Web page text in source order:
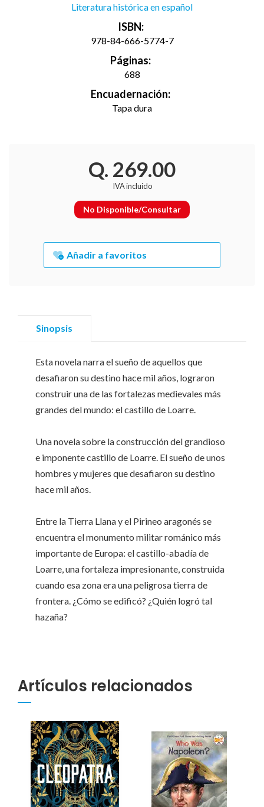
Literatura histórica en español
ISBN:
978-84-666-5774-7
Páginas:
688
Encuadernación:
Tapa dura
Q. 269.00
IVA incluido
No Disponible/Consultar
Añadir a favoritos
Sinopsis
Esta novela narra el sueño de aquellos que
desafiaron su destino hace mil años, lograron
construir una de las fortalezas medievales más
grandes del mundo: el castillo de Loarre.
Una novela sobre la construcción del grandioso
e imponente castillo de Loarre. El sueño de unos
hombres y mujeres que desafiaron su destino
hace mil años.
Entre la Tierra Llana y el Pirineo aragonés se
encuentra el monumento militar románico más
importante de Europa: el castillo-abadía de
Loarre, una fortaleza impresionante, construida
cuando esa zona era una peligrosa tierra de
frontera. ¿Cómo se edificó? ¿Quién logró tal
hazaña?
Artículos relacionados